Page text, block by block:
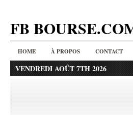
FB
HOME À PROPOS CONTACT
VENDREDI AOÛT 7TH 2026